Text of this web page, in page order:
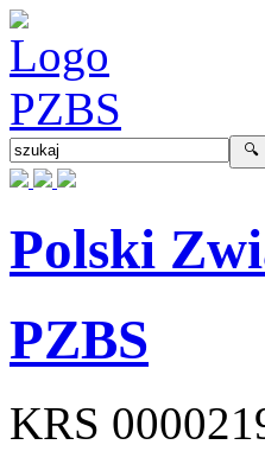
Polski
PZBS
KRS